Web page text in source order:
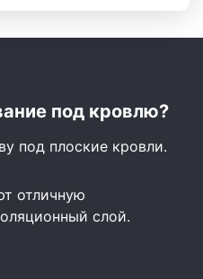
под кровлю?
под плоские кровли.
отличную
слой.